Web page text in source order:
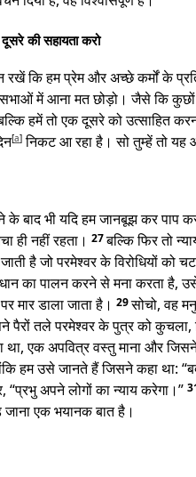
की सहायता करो
कि हम प्रेम और अच्छे कर्मों के
सभाओं में आना मत छोड़ो। जैसे कि
हमें तो एक दूसरे को उत्साहित
[a] निकट आ रहा है। सो तुम्हें तो यह
के बाद भी यदि हम जानबूझ कर पाप
ही नहीं रहता। 27बल्कि फिर तो
है जो परमेश्वर के विरोधियों को
का पालन करने से मना करता है, उसे
पर मार डाला जाता है। 29सोचो, वह
पैरों तले परमेश्वर के पुत्र को
था, एक अपवित्र वस्तु माना और
हम उसे जानते हैं जिसने कहा था:
“प्रभु अपने लोगों का न्याय करेगा।”
एक भयानक बात है।